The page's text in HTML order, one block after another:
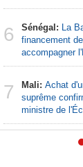
6 Sénégal: La
financement
accompagner
7 Mali: Achat
suprême
ministre de